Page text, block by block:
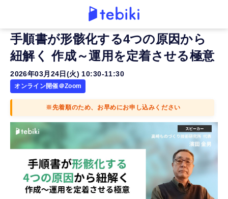
手順書が形骸化する4つの原因から
紐解く 作成～運用を定着させる極意
2026年03月24日(火) 10:30-11:30
オンライン開催＠Zoom
※先着順のため、お早めにお申し込みください